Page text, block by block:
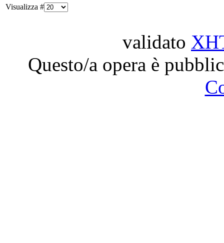
Visualizza #
validato
Questo/a opera è